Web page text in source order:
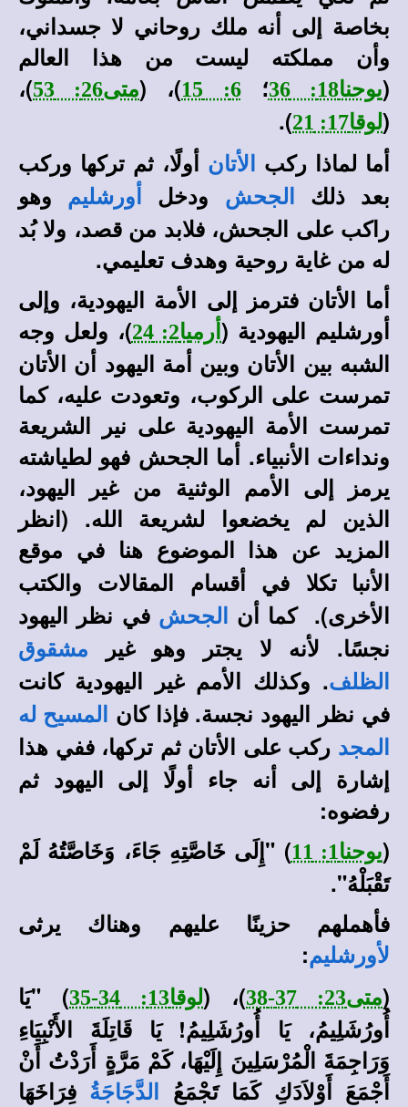
بخاصة إلى أنه ملك روحاني لا جسداني،
وأن مملكته ليست من هذا العالم
(يوحنا18: 36 ؛6: 15 )، (متى26: 53
)،
(لوقا17: 21
).
أما لماذا ركب
الأتان أولًا، ثم تركها وركب
بعد ذلك
الجحش ودخل أورشليم
وهو
راكب على الجحش، فلابد من قصد، ولا بُد
له من غاية روحية وهدف تعليمي.
أما الأتان فترمز إلى الأمة اليهودية، وإلى
أورشليم اليهودية (أرميا2: 24
)، ولعل وجه
الشبه بين الأتان وبين أمة اليهود أن الأتان
تمرست على الركوب، وتعودت عليه، كما
تمرست الأمة اليهودية على نير الشريعة
ونداءات الأنبياء. أما الجحش فهو لطياشته
يرمز إلى الأمم الوثنية من غير اليهود،
الذين لم يخضعوا لشريعة الله. (انظر
المزيد عن هذا الموضوع هنا في
موقع
الأنبا تكلا
في أقسام المقالات والكتب
الأخرى). كما أن الجحش في نظر اليهود
نجسًا. لأنه لا يجتر وهو غير
مشقوق
الظلف. وكذلك الأمم غير اليهودية كانت
في نظر اليهود نجسة. فإذا كان
المسيح له
المجد ركب على الأتان ثم تركها، ففي هذا
إشارة إلى أنه جاء أولًا إلى اليهود ثم
رفضوه:
(يوحنا1: 11 ) "إِلَى خَاصَّتِهِ جَاءَ، وَخَاصَّتُهُ لَمْ
تَقْبَلْهُ".
فأهملهم حزينًا عليهم وهناك يرثى
لأورشليم:
(متى23: 37-38 )، (لوقا13: 34-35 ) "يَا
أُورُشَلِيمُ، يَا أُورُشَلِيمُ! يَا قَاتِلَةَ الأَنْبِيَاءِ
وَرَاجِمَةَ الْمُرْسَلِينَ إِلَيْهَا، كَمْ مَرَّةٍ أَرَدْتُ أَنْ
أَجْمَعَ أَوْلاَدَكِ كَمَا تَجْمَعُ
الدَّجَاجَةُ فِرَاخَهَا